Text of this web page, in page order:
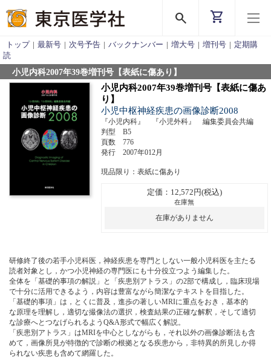
search shopping_cart
トップ | 最新号 | 次号予告 | バックナンバー | 増大号 | 増刊号 | 定期購
読
小児内科2007年39巻増刊号【表紙に傷あり】
小児内科2007年39巻増刊号【表紙に傷あ
り】
小児中枢神経疾患の画像診断2008
『小児内科』 『小児外科』 編集委員会共編
判型 B5
頁数 776
発行 2007年012月
現品限り：表紙に傷あり
定価：12,572円(税込)
在庫無
在庫がありません
研修終了後の若手小児科医，神経疾患を専門としない一般小児科医を主たる
読者対象とし，かつ小児神経の専門医にも十分役立つよう編集した。
全体を「基礎的事項の解説」と「疾患別アトラス」の2部で構成し，臨床現場
で十分に活用できるよう，内容は豊富ながら簡潔なテキストを目指した。
「基礎的事項」は，とくに普及，進歩の著しいMRIに重点をおき，基本的
な原理を理解し，適切な撮像法の選択，検査結果の正確な解釈，そして適切
な診療へとつなげられるようQ&A形式で幅広く解説。
「疾患別アトラス」はMRIを中心としながらも，それ以外の画像診断法も含
めて，画像所見が特徴的で診断の根拠となる疾患から，非特異的所見しか得
られない疾患も含めて網羅した。